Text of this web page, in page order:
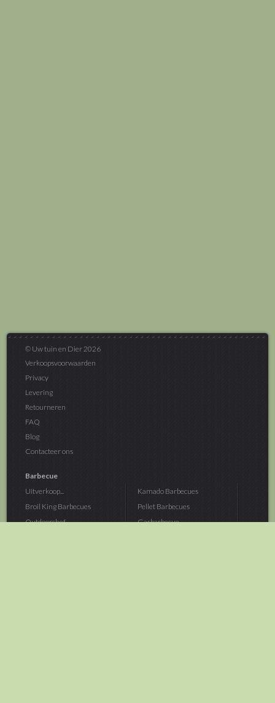
© Uw tuin en Dier 2026
Verkoopsvoorwaarden
Privacy
Levering
Retourneren
FAQ
Blog
Contacteer ons
Barbecue
Uitverkoop...
Broil King Barbecues
Outdoorchef...
Kamado Barbecues
Pellet Barbecues
Gasbarbecue